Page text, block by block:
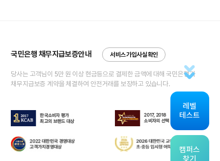
레벨
테스트
캠퍼스
찾기
국민은행 채무지급보증안내 서비스 가입사실 확인
당사는 고객님이 5만 원 이상 현금등으로 결제한 금액에 대해 국민은행과
채무지급보증 계약을 체결하여 안전거래를 보장하고 있습니다.